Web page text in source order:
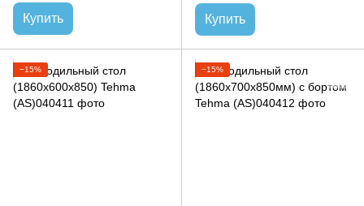
Купить Купить
−15% −15%